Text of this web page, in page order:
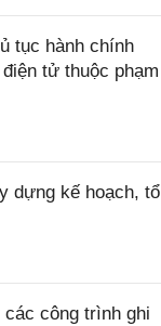
tục hành chính
tử thuộc phạm
dựng kế hoạch, tổ
công trình ghi